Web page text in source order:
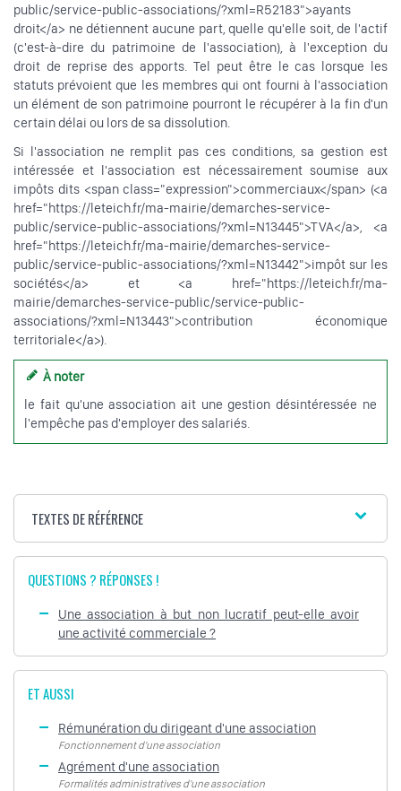
public/service-public-associations/?xml=R52183">ayants
droit</a> ne détiennent aucune part, quelle qu'elle soit, de l'actif
(c'est-à-dire du patrimoine de l'association), à l'exception du
droit de reprise des apports. Tel peut être le cas lorsque les
statuts prévoient que les membres qui ont fourni à l'association
un élément de son patrimoine pourront le récupérer à la fin d'un
certain délai ou lors de sa dissolution.
Si l'association ne remplit pas ces conditions, sa gestion est
intéressée et l'association est nécessairement soumise aux
impôts dits <span class="expression">commerciaux</span> (<a
href="https://leteich.fr/ma-mairie/demarches-service-
public/service-public-associations/?xml=N13445">TVA</a>, <a
href="https://leteich.fr/ma-mairie/demarches-service-
public/service-public-associations/?xml=N13442">impôt sur les
sociétés</a> et <a href="https://leteich.fr/ma-
mairie/demarches-service-public/service-public-
associations/?xml=N13443">contribution économique
territoriale</a>).
À noter
le fait qu'une association ait une gestion désintéressée ne
l'empêche pas d'employer des salariés.
TEXTES DE RÉFÉRENCE
QUESTIONS ? RÉPONSES !
Une association à but non lucratif peut-elle avoir
une activité commerciale ?
ET AUSSI
Rémunération du dirigeant d'une association
Fonctionnement d'une association
Agrément d'une association
Formalités administratives d'une association